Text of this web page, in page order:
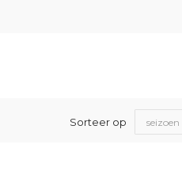
Sorteer op